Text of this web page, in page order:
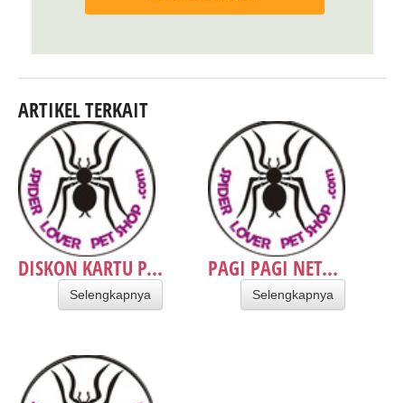
ARTIKEL TERKAIT
DISKON KARTU P...
Selengkapnya
PAGI PAGI NET...
Selengkapnya